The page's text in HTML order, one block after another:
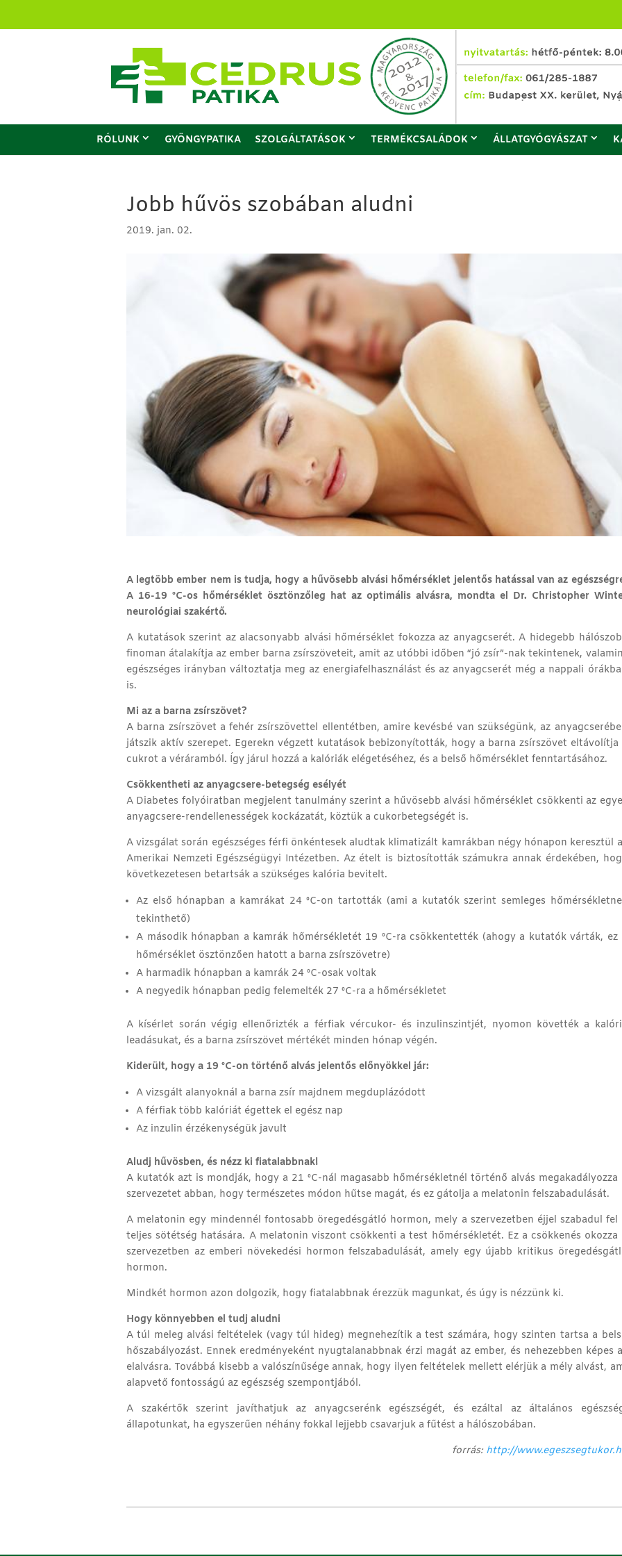
RÓLUNK GYÖNGYPATIKA SZOLGÁLTATÁSOK TERMÉKCSALÁDOK ÁLLATGYÓGYÁSZAT
Jobb hűvös szobában aludni
2019. jan. 02.
A legtöbb ember nem is tudja, hogy a hűvösebb alvási hőmérséklet jelentős hatással van az
A 16-19 ºC-os hőmérséklet ösztönzőleg hat az optimális alvásra, mondta el Dr. Christopher
neurológiai szakértő.
A kutatások szerint az alacsonyabb alvási hőmérséklet fokozza az anyagcserét. A hidegebb
finoman átalakítja az ember barna zsírszöveteit, amit az utóbbi időben “jó zsír”-nak tekintenek,
egészséges irányban változtatja meg az energiafelhasználást és az anyagcserét még a nappali
is.
Mi az a barna zsírszövet?
A barna zsírszövet a fehér zsírszövettel ellentétben, amire kevésbé van szükségünk, az
játszik aktív szerepet. Egerekn végzett kutatások bebizonyították, hogy a barna zsírszövet eltávolítja
cukrot a véráramból. Így járul hozzá a kalóriák elégetéséhez, és a belső hőmérséklet fenntartásához.
Csökkentheti az anyagcsere-betegség esélyét
A Diabetes folyóiratban megjelent tanulmány szerint a hűvösebb alvási hőmérséklet csökkenti az
anyagcsere-rendellenességek kockázatát, köztük a cukorbetegségét is.
A vizsgálat során egészséges férfi önkéntesek aludtak klimatizált kamrákban négy hónapon keresztül
Amerikai Nemzeti Egészségügyi Intézetben. Az ételt is biztosították számukra annak érdekében,
következetesen betartsák a szükséges kalória bevitelt.
Az első hónapban a kamrákat 24 ºC-on tartották (ami a kutatók szerint semleges
tekinthető)
A második hónapban a kamrák hőmérsékletét 19 ºC-ra csökkentették (ahogy a kutatók várták, ez
hőmérséklet ösztönzően hatott a barna zsírszövetre)
A harmadik hónapban a kamrák 24 ºC-osak voltak
A negyedik hónapban pedig felemelték 27 ºC-ra a hőmérsékletet
A kísérlet során végig ellenőrizték a férfiak vércukor- és inzulinszintjét, nyomon követték a
leadásukat, és a barna zsírszövet mértékét minden hónap végén.
Kiderült, hogy a 19 ºC-on történő alvás jelentős előnyökkel jár:
A vizsgált alanyoknál a barna zsír majdnem megduplázódott
A férfiak több kalóriát égettek el egész nap
Az inzulin érzékenységük javult
Aludj hűvösben, és nézz ki fiatalabbnak!
A kutatók azt is mondják, hogy a 21 ºC-nál magasabb hőmérsékletnél történő alvás megakadályozza
szervezetet abban, hogy természetes módon hűtse magát, és ez gátolja a melatonin felszabadulását.
A melatonin egy mindennél fontosabb öregedésgátló hormon, mely a szervezetben éjjel szabadul fel
teljes sötétség hatására. A melatonin viszont csökkenti a test hőmérsékletét. Ez a csökkenés okozza
szervezetben az emberi növekedési hormon felszabadulását, amely egy újabb kritikus
hormon.
Mindkét hormon azon dolgozik, hogy fiatalabbnak érezzük magunkat, és úgy is nézzünk ki.
Hogy könnyebben el tudj aludni
A túl meleg alvási feltételek (vagy túl hideg) megnehezítik a test számára, hogy szinten tartsa a
hőszabályozást. Ennek eredményeként nyugtalanabbnak érzi magát az ember, és nehezebben képes
elalvásra. Továbbá kisebb a valószínűsége annak, hogy ilyen feltételek mellett elérjük a mély alvást,
alapvető fontosságú az egészség szempontjából.
A szakértők szerint javíthatjuk az anyagcserénk egészségét, és ezáltal az általános
állapotunkat, ha egyszerűen néhány fokkal lejjebb csavarjuk a fűtést a hálószobában.
forrás: http://